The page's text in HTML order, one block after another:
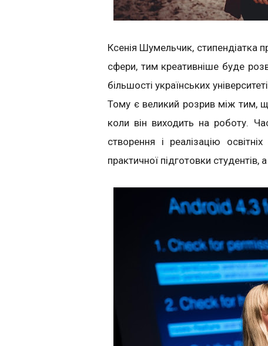
Ксенія Шумельчик, стипендіатка
сфери, тим креативніше буде
більшості українських
Тому є великий розрив між тим,
коли він виходить на роботу.
створення і реалізацію
практичної підготовки студентів,